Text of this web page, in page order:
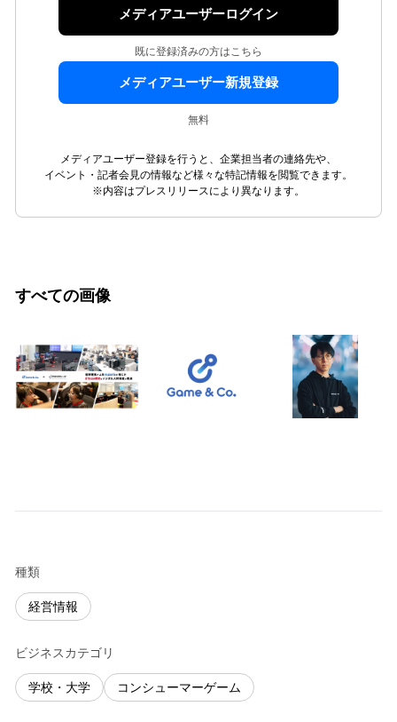
メディアユーザーログイン
既に登録済みの方はこちら
メディアユーザー新規登録
無料
メディアユーザー登録を行うと、企業担当者の連絡先や、
イベント・記者会見の情報など様々な特記情報を閲覧できます。
※内容はプレスリリースにより異なります。
すべての画像
種類
経営情報
ビジネスカテゴリ
学校・大学 コンシューマーゲーム